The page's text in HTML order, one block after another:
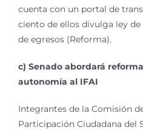
cuenta con un portal de
ciento de ellos divulga ley
de egresos (Reforma).
c) Senado abordará
autonomía al IFAI
Integrantes de la Comisión
Participación Ciudadana del